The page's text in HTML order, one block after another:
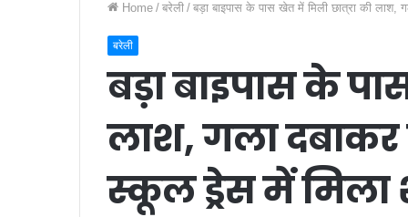
Home / बरेली / बड़ा बाइपास के पास खेत में मिली छात्रा की
बरेली
बड़ा बाइपास के
लाश, गला
स्कूल ड्रेस में मिला